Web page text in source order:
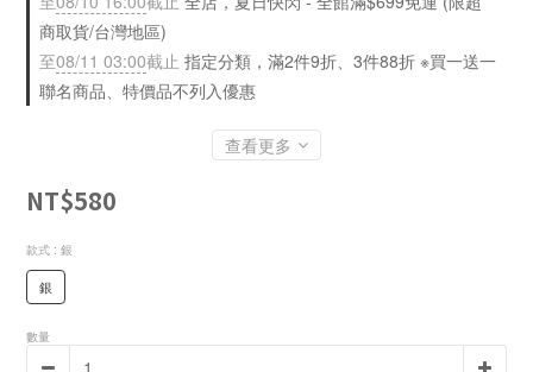
商取貨/台灣地區)
至08/11 03:00截止 指定分類，滿2件9折、3件88折 ※買一送一
聯名商品、特價品不列入優惠
查看更多
NT$580
款式 : 銀
銀
數量